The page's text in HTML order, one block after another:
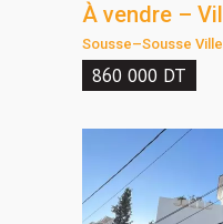
Sousse–Sousse Ville
860 000 DT